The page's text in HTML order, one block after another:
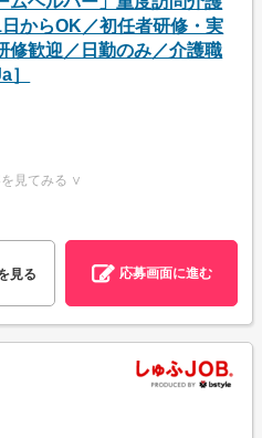
日からOK／初任者研修・実
修歓迎／日勤のみ／介護職
］
見てみる ∨
見る 応募画面に進む